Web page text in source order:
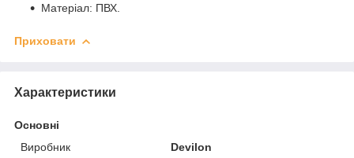
Матеріал: ПВХ.
Приховати
Характеристики
Основні
Виробник
Devilon